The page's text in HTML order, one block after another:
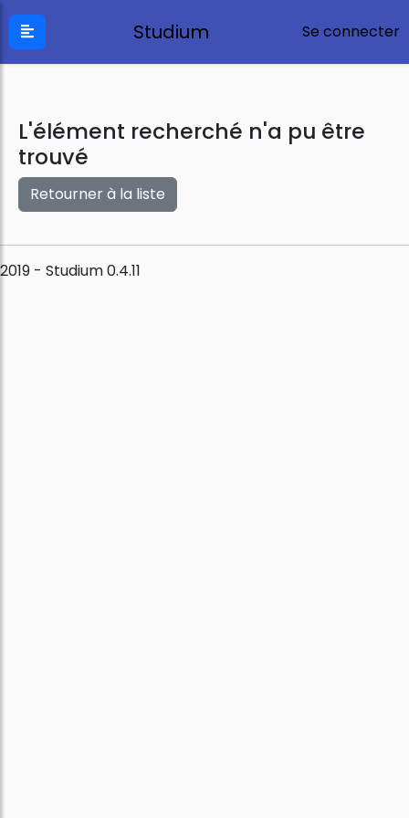
Studium Se connecter
L'élément recherché n'a pu être
trouvé
Retourner à la liste
2019 - Studium 0.4.11